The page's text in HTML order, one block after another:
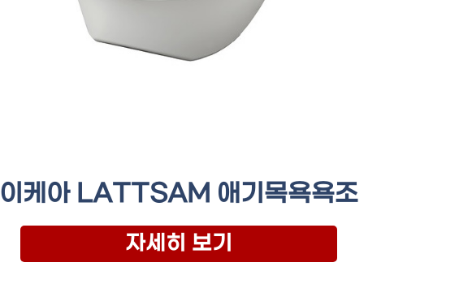
이케아 LATTSAM 애기목욕욕조
자세히 보기